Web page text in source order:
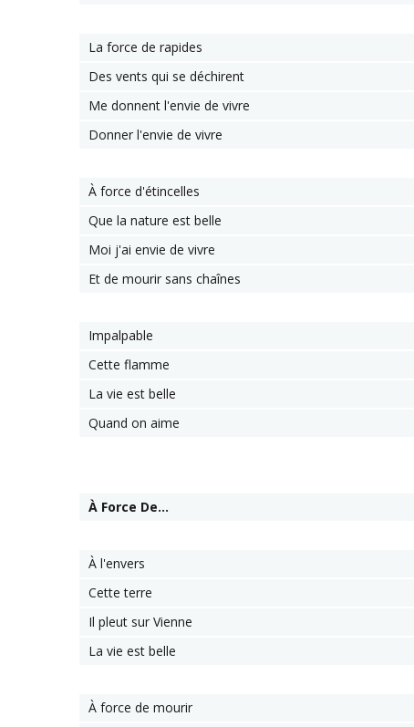
La force de rapides
Des vents qui se déchirent
Me donnent l'envie de vivre
Donner l'envie de vivre
À force d'étincelles
Que la nature est belle
Moi j'ai envie de vivre
Et de mourir sans chaînes
Impalpable
Cette flamme
La vie est belle
Quand on aime
À Force De...
À l'envers
Cette terre
Il pleut sur Vienne
La vie est belle
À force de mourir